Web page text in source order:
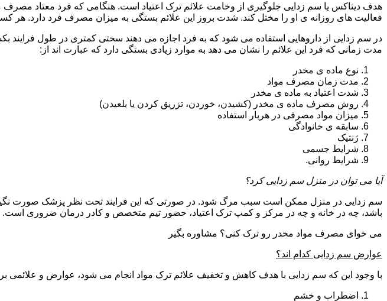
هدف دیتاکس یا سم زدایی جلوگیری از وخامت علائم ترک اعتیاد است. هنگامی که فرد معتاد مصرف
فعالیت های روزانه ی او را مختل کند. شدت بروز این علائم بستگی به میزان مصرف فرد دارد. هر
در سم زدایی از داروهایی استفاده می شود که به فرد اجازه می دهند سختی کمتری در طول فرایند
مدت زمانی که فرد این علائم را نشان می دهد به موارد زیادی بستگی دارد که عبارت اند از:
نوع ماده ی مخدر
مدت زمان مصرف مواد
شدت اعتیاد به ماده ی مخدر
روش مصرف ماده ی مخدر (کشیدن، خوردن، تزریق کردن یا بلعیدن)
میزان مواد مصرفی در هربار استفاده
سابقه ی خانوادگی
ژنتیک
شرایط جسمی
شرایط روانی.
آیا می توان در منزل سم زدایی کرد؟
سم زدایی در منزل ممکن است سبب مرگ شود. در صورتی که این فرایند تحت نظر پزشک صورت
باشد، چه در خانه و چه در مرکز و کمپ ترک اعتیاد، حضور تیم متخصص و کادر درمان ضروری است.
می خوای مصرف مواد مخدر رو ترک کنی؟ مشاوره بگیر
عوارض سم زدایی کدام اند؟
با وجود این که سم زدایی با هدف کاهش و تخفیف علائم ترک مواد انجام می شود، عوارض و علائمی
اضطراب و خشم